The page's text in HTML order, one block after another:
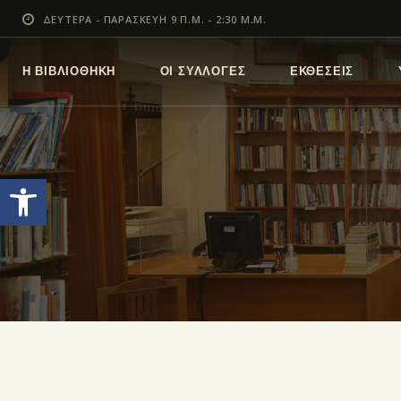
Ανοίξτε τη γραμμή εργαλείων
ΔΕΥΤΕΡΑ - ΠΑΡΑΣΚΕΥΗ 9 Π.Μ. - 2:30 Μ.Μ.
Η ΒΙΒΛΙΟΘΗΚΗ ΟΙ ΣΥΛΛΟΓΕΣ ΕΚΘΕΣΕΙΣ